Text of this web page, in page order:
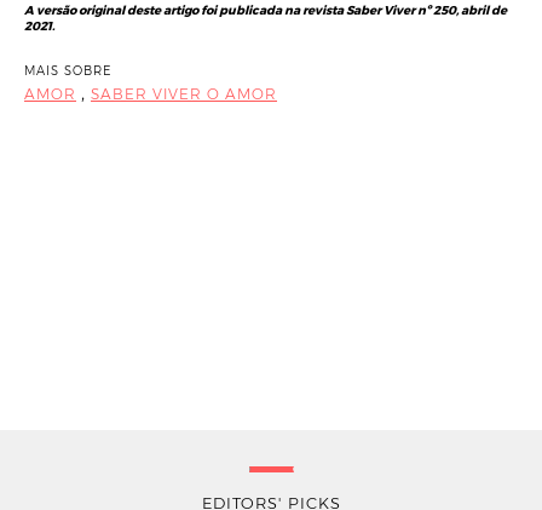
A versão original deste artigo foi publicada na revista Saber Viver nº 250, abril de
2021.
MAIS SOBRE
AMOR , SABER VIVER O AMOR
EDITORS' PICKS